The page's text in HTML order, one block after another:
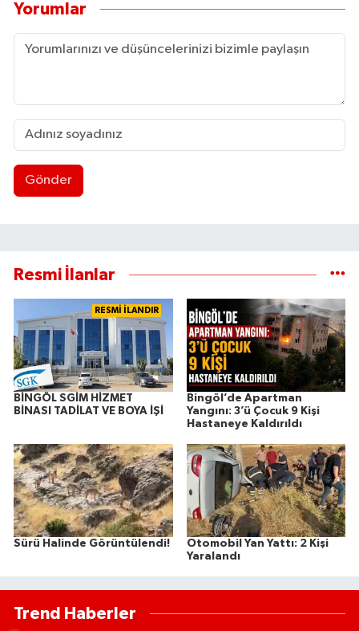
Yorumlar
Gönder
Resmi İlanlar
RESMİ İLANDIR
BİNGÖL SGİM HİZMET
BİNASI TADİLAT VE BOYA İŞİ
Bingöl’de Apartman
Yangını: 3’ü Çocuk 9 Kişi
Hastaneye Kaldırıldı
Sürü Halinde Görüntülendi!
Otomobil Yan Yattı: 2 Kişi
Yaralandı
Trend Haberler